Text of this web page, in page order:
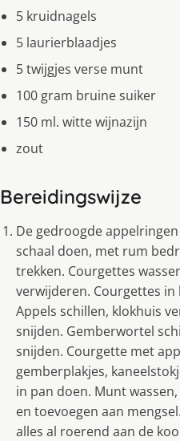
5 kruidnagels
5 laurierblaadjes
5 twijgjes verse munt
100 gram bruine suiker
150 ml. witte wijnazijn
zout
Bereidingswijze
De gedroogde
schaal doen, met rum
trekken. Courgettes
verwijderen. Courgettes in
Appels schillen, klokhuis
snijden. Gemberwortel
snijden. Courgette met
gemberplakjes,
in pan doen. Munt
en toevoegen aan
alles al roerend aan de